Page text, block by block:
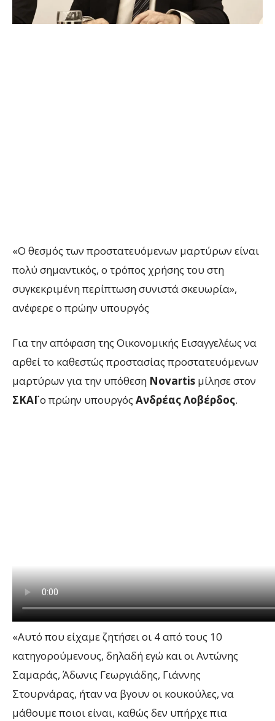
«Ο θεσμός των προστατευόμενων μαρτύρων είναι
πολύ σημαντικός, ο τρόπος χρήσης του στη
συγκεκριμένη περίπτωση συνιστά σκευωρία»,
ανέφερε ο πρώην υπουργός
Για την απόφαση της Οικονομικής Εισαγγελέως να
αρθεί το καθεστώς προστασίας προστατευόμενων
μαρτύρων για την υπόθεση Novartis μίλησε στον
ΣΚΑΪο πρώην υπουργός Ανδρέας Λοβέρδος.
«Αυτό που είχαμε ζητήσει οι 4 από τους 10
κατηγορούμενους, δηλαδή εγώ και οι Αντώνης
Σαμαράς, Άδωνις Γεωργιάδης, Γιάννης
Στουρνάρας, ήταν να βγουν οι κουκούλες, να
μάθουμε ποιοι είναι, καθώς δεν υπήρχε πια